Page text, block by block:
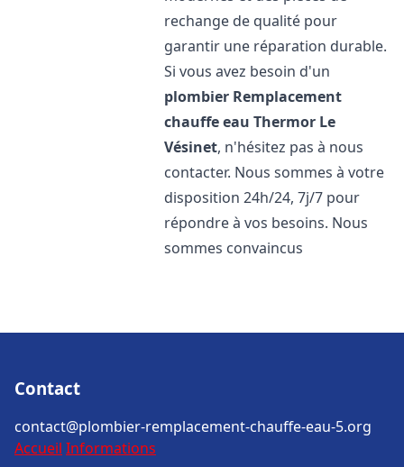
rechange de qualité pour
garantir une réparation durable.
Si vous avez besoin d'un
plombier Remplacement
chauffe eau Thermor Le
Vésinet, n'hésitez pas à nous
contacter. Nous sommes à votre
disposition 24h/24, 7j/7 pour
répondre à vos besoins. Nous
sommes convaincus
Contact
contact@plombier-remplacement-chauffe-eau-5.org
Accueil Informations